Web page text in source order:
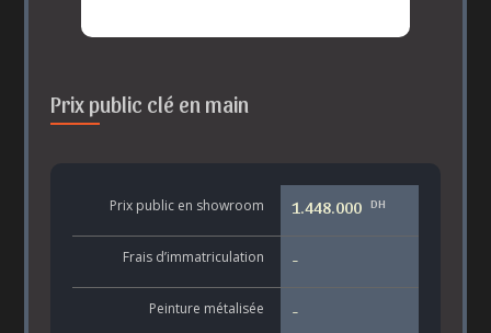
Prix public clé en main
Prix public en showroom 1.448.000 DH
Frais d’immatriculation -
Peinture métalisée -